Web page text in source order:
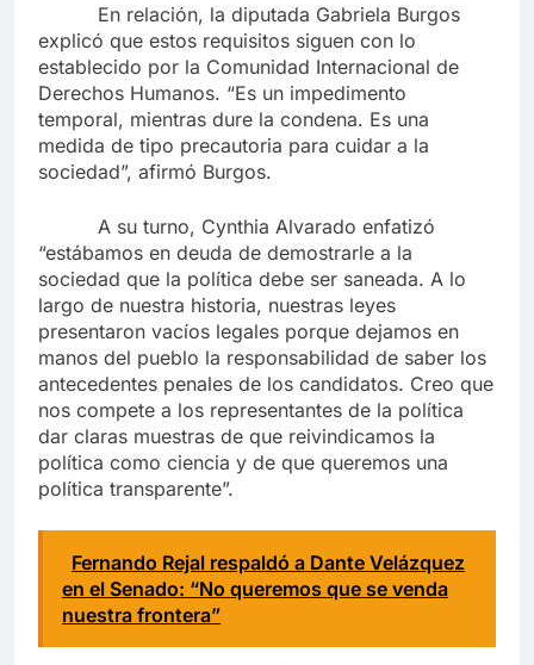
En relación, la diputada Gabriela Burgos
explicó que estos requisitos siguen con lo
establecido por la Comunidad Internacional de
Derechos Humanos. “Es un impedimento
temporal, mientras dure la condena. Es una
medida de tipo precautoria para cuidar a la
sociedad”, afirmó Burgos.
A su turno, Cynthia Alvarado enfatizó
“estábamos en deuda de demostrarle a la
sociedad que la política debe ser saneada. A lo
largo de nuestra historia, nuestras leyes
presentaron vacíos legales porque dejamos en
manos del pueblo la responsabilidad de saber los
antecedentes penales de los candidatos. Creo que
nos compete a los representantes de la política
dar claras muestras de que reivindicamos la
política como ciencia y de que queremos una
política transparente”.
Fernando Rejal respaldó a Dante Velázquez
en el Senado: “No queremos que se venda
nuestra frontera”